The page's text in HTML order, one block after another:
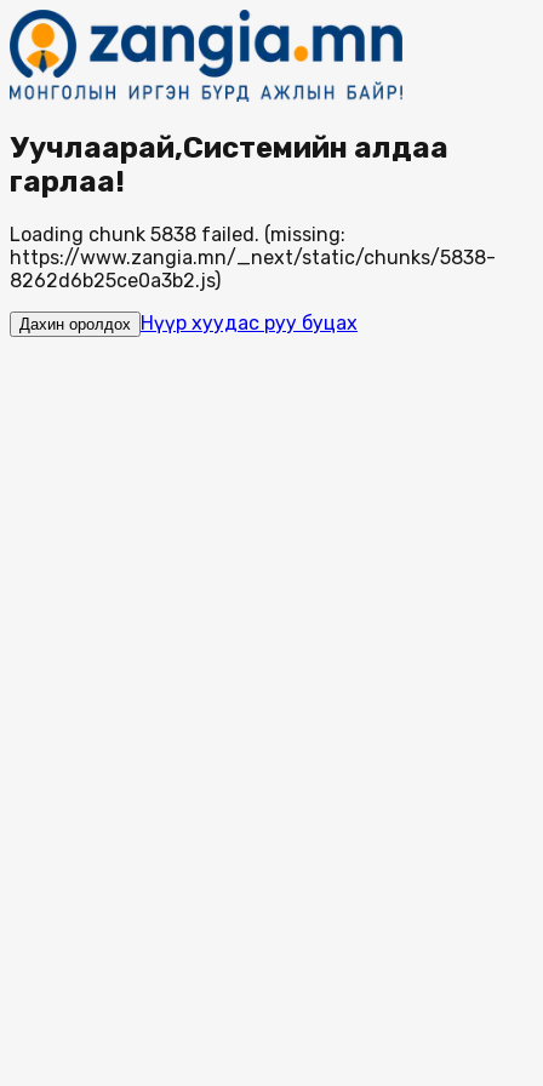
Уучлаарай,Системийн алдаа
гарлаа!
Loading chunk 5838 failed. (missing:
https://www.zangia.mn/_next/static/chunks/5838-
8262d6b25ce0a3b2.js)
Дахин оролдох Нүүр хуудас руу буцах